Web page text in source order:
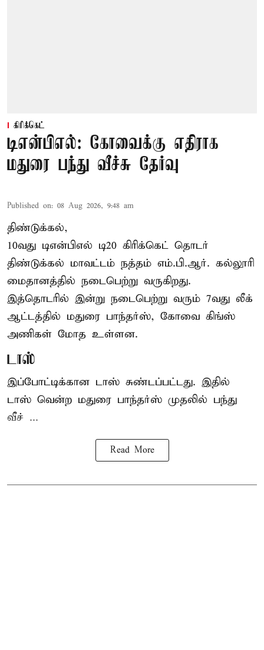
கிரிக்கெட்
டிஎன்பிஎல்: கோவைக்கு எதிராக
மதுரை பந்து வீச்சு தேர்வு
Published on: 08 Aug 2026, 9:48 am
திண்டுக்கல்,
10வது டிஎன்பிஎல் டி20 கிரிக்கெட் தொடர்
திண்டுக்கல் மாவட்டம் நத்தம் எம்.பி.ஆர். கல்லூரி
மைதானத்தில் நடைபெற்று வருகிறது.
இத்தொடரில் இன்று நடைபெற்று வரும் 7வது லீக்
ஆட்டத்தில் மதுரை பாந்தர்ஸ், கோவை கிங்ஸ்
அணிகள் மோத உள்ளன.
டாஸ்
இப்போட்டிக்கான டாஸ் சுண்டப்பட்டது. இதில்
டாஸ் வென்ற மதுரை பாந்தர்ஸ் முதலில் பந்து
வீச் ...
Read More